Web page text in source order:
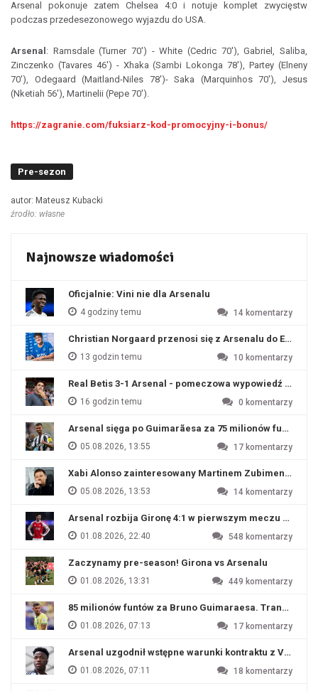
Arsenal pokonuje zatem Chelsea 4:0 i notuje komplet zwycięstw
podczas przedesezonowego wyjazdu do USA.
Arsenal : Ramsdale (Turner 70') - White (Cedric 70'), Gabriel, Saliba,
Zinczenko (Tavares 46') - Xhaka (Sambi Lokonga 78'), Partey (Elneny
70'), Odegaard (Maitland-Niles 78')- Saka (Marquinhos 70'), Jesus
(Nketiah 56'), Martinelii (Pepe 70').
https://zagranie.com/fuksiarz-kod-promocyjny-i-bonus/
Pre-sezon
autor: Mateusz Kubacki
źrodło: własne
Najnowsze wiadomości
Oficjalnie: Vini nie dla Arsenalu
4 godziny temu 14 komentarzy
Christian Norgaard przenosi się z Arsenalu do
13 godzin temu 10 komentarzy
Real Betis 3-1 Arsenal - pomeczowa wypowiedź Artety
16 godzin temu 0 komentarzy
Arsenal sięga po Guimarãesa za 75 milionów funtów
05.08.2026, 13:55 17 komentarzy
Xabi Alonso zainteresowany Martinem Zubimendim
05.08.2026, 13:53 14 komentarzy
Arsenal rozbija Gironę 4:1 w pierwszym meczu
01.08.2026, 22:40 548 komentarzy
Zaczynamy pre-season! Girona vs Arsenalu
01.08.2026, 13:31 449 komentarzy
85 milionów funtów za Bruno Guimaraesa. Transfer
01.08.2026, 07:13 17 komentarzy
Arsenal uzgodnił wstępne warunki kontraktu z
01.08.2026, 07:11 18 komentarzy